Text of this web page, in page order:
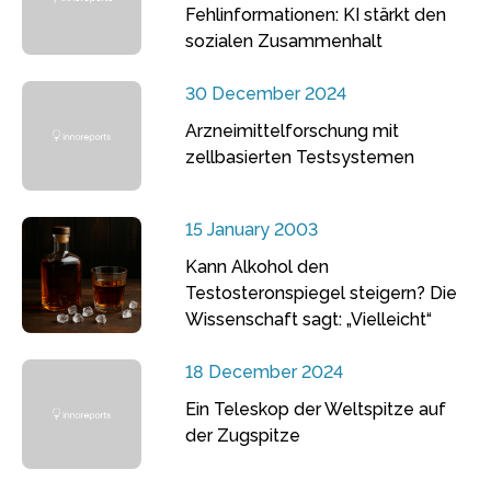
Fehlinformationen: KI stärkt den
sozialen Zusammenhalt
30 December 2024
Arzneimittelforschung mit
zellbasierten Testsystemen
15 January 2003
Kann Alkohol den
Testosteronspiegel steigern? Die
Wissenschaft sagt: „Vielleicht“
18 December 2024
Ein Teleskop der Weltspitze auf
der Zugspitze